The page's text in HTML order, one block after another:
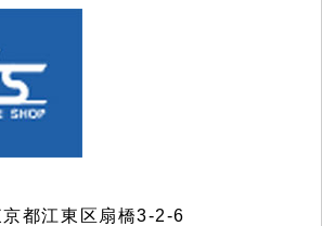
都江東区扇橋3-2-6